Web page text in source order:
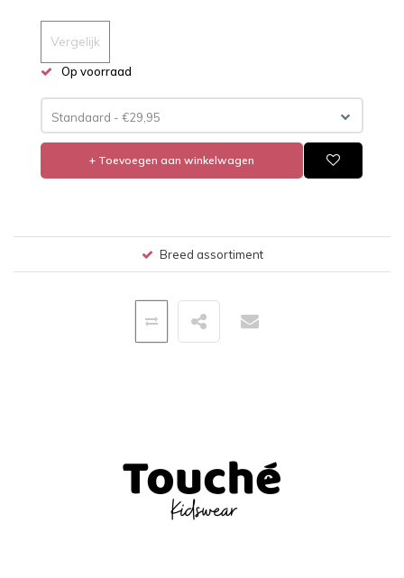
Vergelijk
Op voorraad
Standaard - €29,95
+ Toevoegen aan winkelwagen
Breed assortiment